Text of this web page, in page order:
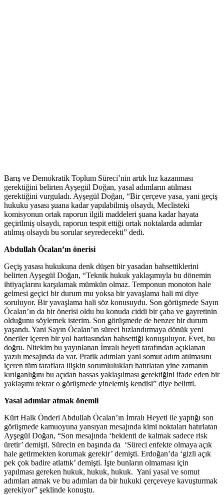
Barış ve Demokratik Toplum Süreci’nin artık hız kazanması
gerektiğini belirten Ayşegül Doğan, yasal adımların atılması
gerektiğini vurguladı. Ayşegül Doğan, “Bir çerçeve yasa, yani geçiş
hukuku yasası şuana kadar yapılabilmiş olsaydı, Meclisteki
komisyonun ortak raporun ilgili maddeleri şuana kadar hayata
geçirilmiş olsaydı, raporun tespit ettiği ortak noktalarda adımlar
atılmış olsaydı bu sorular seyredecekti” dedi.
Abdullah Öcalan’ın önerisi
Geçiş yasası hukukuna denk düşen bir yasadan bahsettiklerini
belirten Ayşegül Doğan, “Teknik hukuk yaklaşımıyla bu dönemin
ihtiyaçlarını karşılamak mümkün olmaz. Temponun monoton hale
gelmesi geçici bir durum mu yoksa bir yavaşlama hali mi diye
soruluyor. Bir yavaşlama hali söz konusuydu. Son görüşmede Sayın
Öcalan’ın da bir önerisi oldu bu konuda ciddi bir çaba ve gayretinin
olduğunu söylemek isterim. Son görüşmede de benzer bir durum
yaşandı. Yani Sayın Öcalan’ın süreci hızlandırmaya dönük yeni
öneriler içeren bir yol haritasından bahsettiği konuşuluyor. Evet, bu
doğru. Nitekim bu yayınlanan İmralı heyeti tarafından açıklanan
yazılı mesajında da var. Pratik adımları yani somut adım atılmasını
içeren tüm taraflara ilişkin sorumlulukları hatırlatan yine zamanın
kırılganlığını bu açıdan hassas yaklaşılması gerektiğini ifade eden bir
yaklaşımı tekrar o görüşmede yinelemiş kendisi” diye belirtti.
Yasal adımlar atmak önemli
Kürt Halk Önderi Abdullah Öcalan’ın İmralı Heyeti ile yaptığı son
görüşmede kamuoyuna yansıyan mesajında kimi noktaları hatırlatan
Ayşegül Doğan, “Son mesajında ‘beklenti de kalmak sadece risk
üretir’ demişti. Sürecin en başında da ‘Süreci enfekte olmaya açık
hale getirmekten korumak gerekir’ demişti. Erdoğan’da ‘gizli açık
pek çok badire atlattık’ demişti. İşte bunların olmaması için
yapılması gereken hukuk, hukuk, hukuk. Yani yasal ve somut
adımları atmak ve bu adımları da bir hukuki çerçeveye kavuşturmak
gerekiyor” şeklinde konuştu.